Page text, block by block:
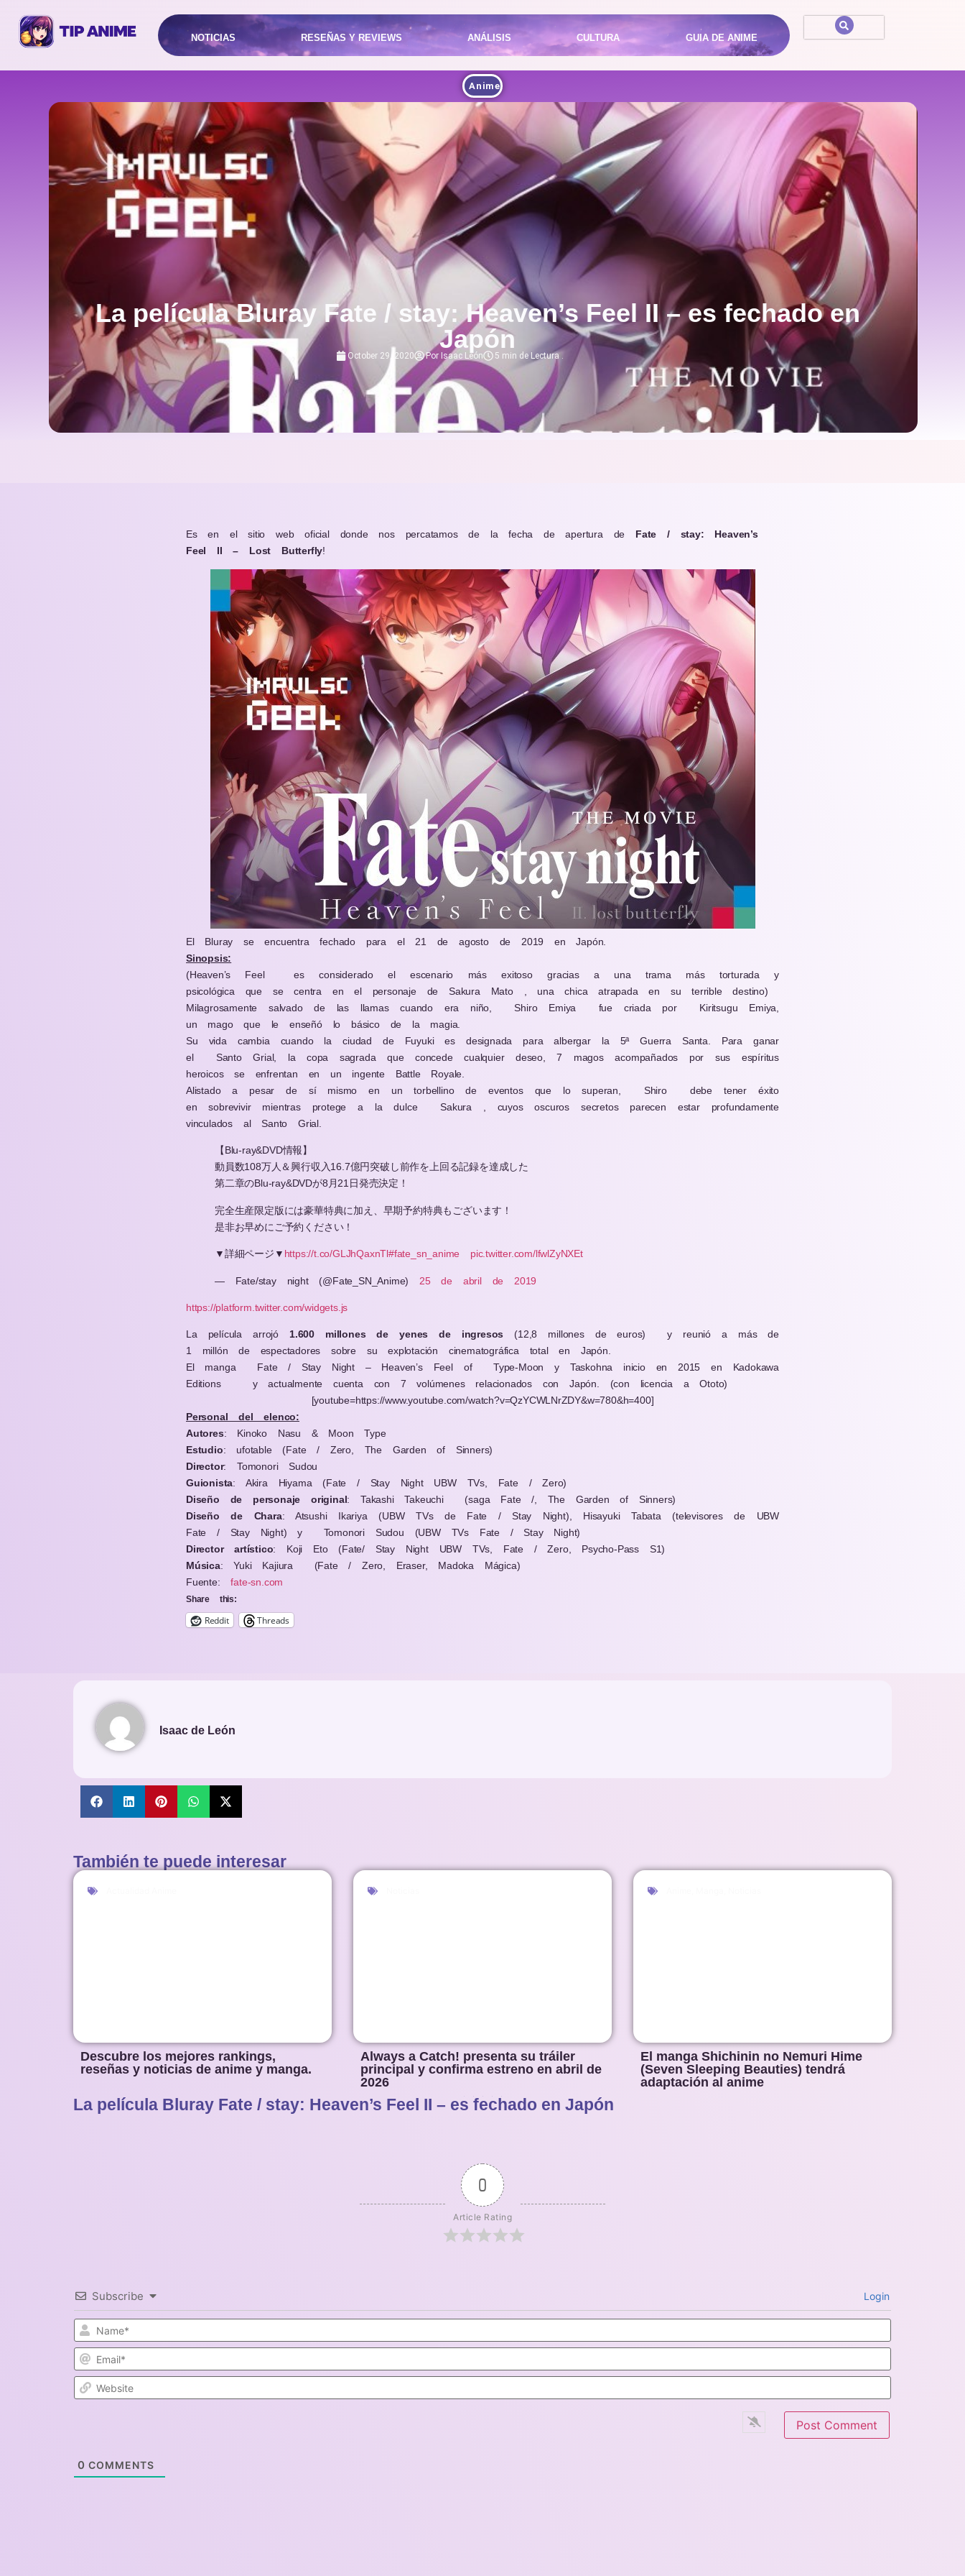
NOTICIAS RESEÑAS Y REVIEWS ANÁLISIS CULTURA GUIA DE ANIME
Anime
La película Bluray Fate / stay: Heaven’s Feel II – es fechado en
Japón
October 29, 2020 Por Isaac León 5 min de Lectura .
Es en el sitio web oficial donde nos percatamos de la fecha de apertura de
Fate / stay: Heaven’s
Feel II – Lost Butterfly!
El Bluray se encuentra fechado para el 21 de agosto de 2019 en Japón.
Sinopsis:
(Heaven’s Feel
es considerado el escenario más exitoso gracias a una trama más torturada y
psicológica que se centra en el personaje de Sakura Mato , una chica atrapada en su terrible destino)
Milagrosamente salvado de las llamas cuando era niño,
Shiro Emiya fue criada por
Kiritsugu Emiya,
un mago que le enseñó lo básico de la magia.
Su vida cambia cuando la ciudad de Fuyuki es designada para albergar la 5ª Guerra Santa. Para ganar
el
Santo Grial, la copa sagrada que concede cualquier deseo, 7 magos acompañados por sus espíritus
heroicos se enfrentan en un ingente Battle Royale.
Alistado a pesar de sí mismo en un torbellino de eventos que lo superan,
Shiro
debe tener éxito
en sobrevivir mientras protege a la dulce
Sakura , cuyos oscuros secretos parecen estar profundamente
vinculados al Santo Grial.
【Blu-ray&DVD情報】
動員数108万人＆興行収入16.7億円突破し前作を上回る記録を達成した
第二章のBlu-ray&DVDが8月21日発売決定！
完全生産限定版には豪華特典に加え、早期予約特典もございます！
是非お早めにご予約ください！
▼詳細ページ▼ https://t.co/GLJhQaxnTl#fate_sn_anime pic.twitter.com/lfwlZyNXEt
— Fate/stay night (@Fate_SN_Anime) 25 de abril de 2019
https://platform.twitter.com/widgets.js
La película arrojó 1.600 millones de yenes de ingresos (12,8 millones de euros)
y reunió a más de
1 millón de espectadores sobre su explotación cinematográfica total en Japón.
El manga
Fate / Stay Night – Heaven’s Feel of
Type-Moon y Taskohna inicio en 2015 en Kadokawa
Editions
y actualmente cuenta con 7 volúmenes relacionados con Japón. (con licencia a Ototo)
[youtube=https://www.youtube.com/watch?v=QzYCWLNrZDY&w=780&h=400]
Personal del elenco:
Autores: Kinoko Nasu & Moon Type
Estudio: ufotable (Fate / Zero, The Garden of Sinners)
Director: Tomonori Sudou
Guionista: Akira Hiyama (Fate / Stay Night UBW TVs, Fate / Zero)
Diseño de personaje original: Takashi Takeuchi
(saga Fate /, The Garden of Sinners)
Diseño de Chara: Atsushi Ikariya (UBW TVs de Fate / Stay Night), Hisayuki Tabata (televisores de UBW
Fate / Stay Night) y
Tomonori Sudou (UBW TVs Fate / Stay Night)
Director artístico: Koji Eto
(Fate/ Stay Night UBW TVs, Fate / Zero, Psycho-Pass S1)
Música: Yuki Kajiura
(Fate / Zero, Eraser, Madoka Mágica)
Fuente:fate-sn.com
Share this:
Reddit Threads
Isaac de León
También te puede interesar
Descubre los mejores rankings,
reseñas y noticias de anime y manga.
Always a Catch! presenta su tráiler
principal y confirma estreno en abril de
2026
El manga Shichinin no Nemuri Hime
(Seven Sleeping Beauties) tendrá
adaptación al anime
La película Bluray Fate / stay: Heaven’s Feel II – es fechado en Japón
0
Article Rating
Subscribe Login
Website
0 COMMENTS